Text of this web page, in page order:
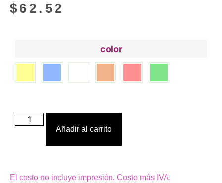
$ 62.52
color
Añadir al carrito
El costo no incluye impresión. Costo más IVA.